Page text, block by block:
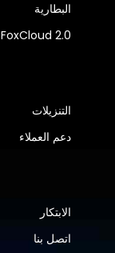
البطارية
FoxCloud 2.0
التنزيلات
دعم العملاء
الابتكار
اتصل بنا